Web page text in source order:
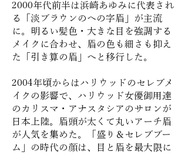
2000年代前半は浜崎あゆみに代表され
る「淡ブラウンのへの字眉」が主流
に。明るい髪色・大きな目を強調する
メイクに合わせ、眉の色も細さも抑え
た「引き算の眉」へと移行した。
2004年頃からはハリウッドのセレブメ
イクの影響で、ハリウッド女優御用達
のカリスマ・アナスタシアのサロンが
日本上陸。眉頭が太くて丸いアーチ眉
が人気を集めた。「盛り＆セレブブー
ム」の時代の顔は、目と眉を最大限に